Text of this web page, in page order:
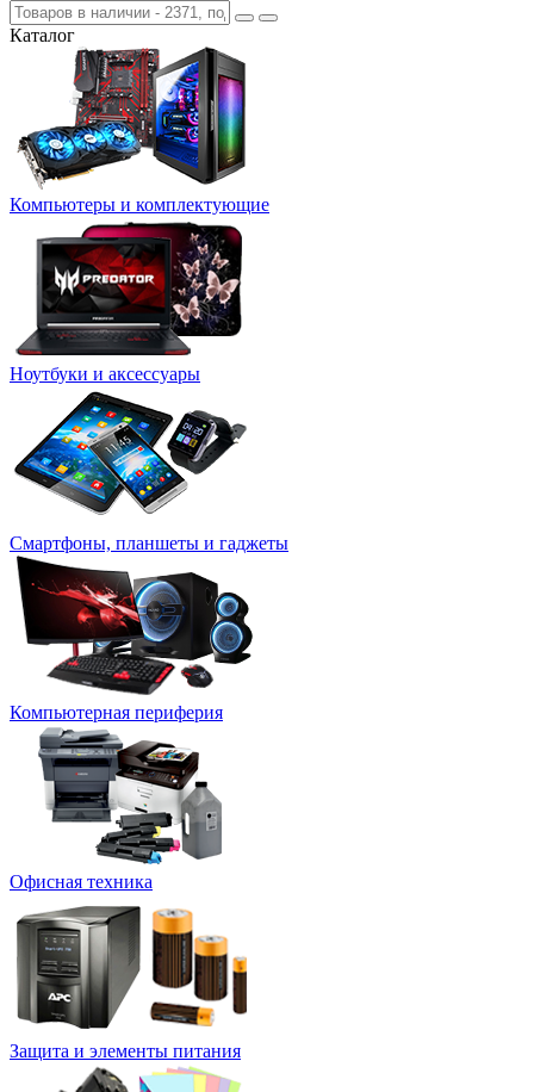
Каталог
Компьютеры и комплектующие
Ноутбуки и аксессуары
Смартфоны, планшеты и гаджеты
Компьютерная периферия
Офисная техника
Защита и элементы питания